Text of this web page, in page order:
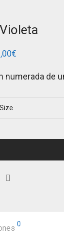
€
numerada de
0